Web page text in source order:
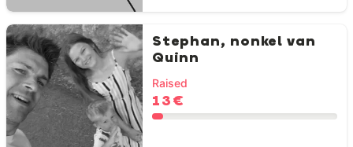
Stephan, nonkel van
Quinn
Raised
13 €